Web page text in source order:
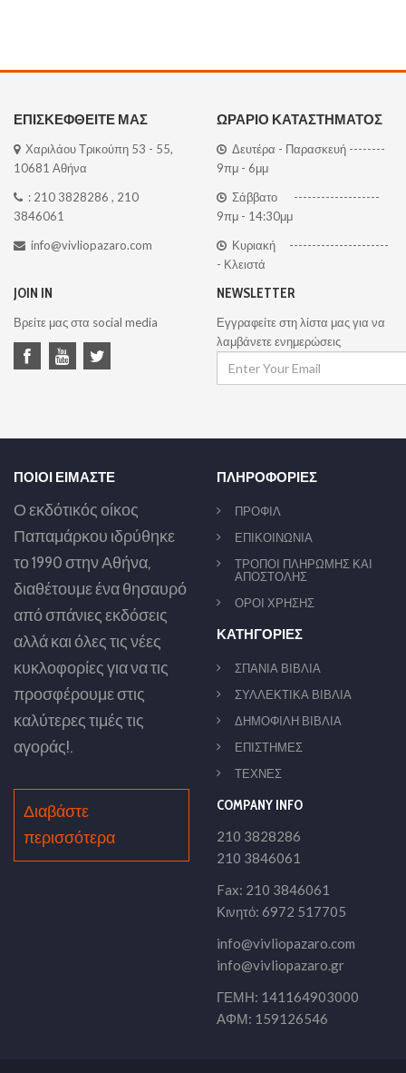
ΕΠΙΣΚΕΦΘΕΙΤΕ ΜΑΣ
Χαριλάου Τρικούπη 53 - 55,
10681 Αθήνα
: 210 3828286 , 210
3846061
info@vivliopazaro.com
ΩΡΑΡΙΟ ΚΑΤΑΣΤΗΜΑΤΟΣ
Δευτέρα - Παρασκευή --------
9πμ - 6μμ
Σάββατο -------------------
9πμ - 14:30μμ
Κυριακή ----------------------
- Κλειστά
JOIN IN
Βρείτε μας στα social media
NEWSLETTER
Εγγραφείτε στη λίστα μας για να
λαμβάνετε ενημερώσεις
ΠΟΙΟΙ ΕΙΜΑΣΤΕ
Ο εκδότικός οίκος
Παπαμάρκου ιδρύθηκε
το 1990 στην Αθήνα,
διαθέτουμε ένα θησαυρό
από σπάνιες εκδόσεις
αλλά και όλες τις νέες
κυκλοφορίες για να τις
προσφέρουμε στις
καλύτερες τιμές τις
αγοράς!.
Διαβάστε
περισσότερα
ΠΛΗΡΟΦΟΡΙΕΣ
ΠΡΟΦΙΛ
ΕΠΙΚΟΙΝΩΝΙΑ
ΤΡΟΠΟΙ ΠΛΗΡΩΜΗΣ ΚΑΙ
ΑΠΟΣΤΟΛΗΣ
ΟΡΟΙ ΧΡΗΣΗΣ
ΚΑΤΗΓΟΡΙΕΣ
ΣΠΑΝΙΑ ΒΙΒΛΙΑ
ΣΥΛΛΕΚΤΙΚΑ ΒΙΒΛΙΑ
ΔΗΜΟΦΙΛΗ ΒΙΒΛΙΑ
ΕΠΙΣΤΗΜΕΣ
ΤΕΧΝΕΣ
COMPANY INFO
210 3828286
210 3846061
Fax: 210 3846061
Κινητό: 6972 517705
info@vivliopazaro.com
info@vivliopazaro.gr
ΓΕΜΗ: 141164903000
ΑΦΜ: 159126546